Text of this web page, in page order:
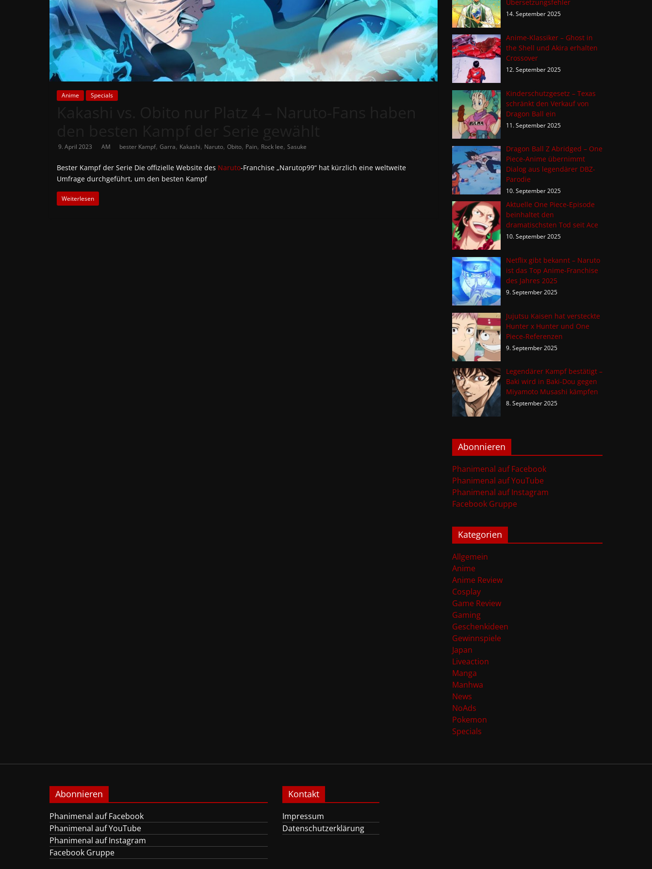
News
Auf
Phanimenal
findest
du
die
aktuellsten
Japan
Deutschland
Anime Specials
9. April 2023 AM bester Kampf, Garra, Kakashi, Naruto, Obito, Pain, Rock lee, Sasuke
Bester Kampf der Serie Die offizielle Website des Naruto-Franchise „Narutop99“ hat kürzlich eine weltweite
Umfrage durchgeführt, um den besten Kampf
Weiterlesen
Übersetzungsfehler
14. September 2025
Anime-Klassiker – Ghost in
the Shell und Akira erhalten
Crossover
12. September 2025
Kinderschutzgesetz – Texas
schränkt den Verkauf von
Dragon Ball ein
11. September 2025
Dragon Ball Z Abridged – One
Piece-Anime übernimmt
Dialog aus legendärer DBZ-
Parodie
10. September 2025
Aktuelle One Piece-Episode
beinhaltet den
dramatischsten Tod seit Ace
10. September 2025
Netflix gibt bekannt – Naruto
ist das Top Anime-Franchise
des Jahres 2025
9. September 2025
Jujutsu Kaisen hat versteckte
Hunter x Hunter und One
Piece-Referenzen
9. September 2025
Legendärer Kampf bestätigt –
Baki wird in Baki-Dou gegen
Miyamoto Musashi kämpfen
8. September 2025
Abonnieren
Phanimenal auf Facebook
Phanimenal auf YouTube
Phanimenal auf Instagram
Facebook Gruppe
Kategorien
Allgemein
Anime
Anime Review
Cosplay
Game Review
Gaming
Geschenkideen
Gewinnspiele
Japan
Liveaction
Manga
Manhwa
News
NoAds
Pokemon
Specials
Abonnieren
Phanimenal auf Facebook
Phanimenal auf YouTube
Phanimenal auf Instagram
Facebook Gruppe
Kontakt
Impressum
Datenschutzerklärung